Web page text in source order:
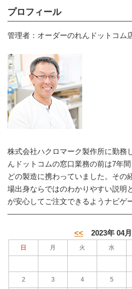
プロフィール
管理者：オーダーのれんドットコム
株式会社ハクロマーク製作所に勤務
んドットコムの窓口業務の前は7年
どの製造に携わっていました。その
場出身ならではのわかりやすい説明
が安心してご注文できるようナビゲ
<< 2023年 04月
日 月 火 水
2 3 4 5